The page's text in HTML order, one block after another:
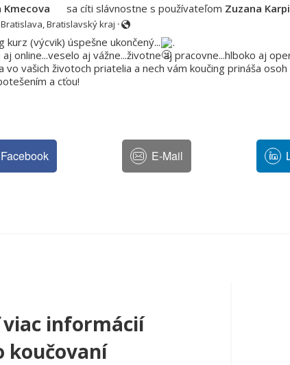
Kmecova sa cíti slávnostne s používateľom Zuzana
Bratislava, Bratislavský kraj ·
kurz (výcvik) úspešne ukončený...
.
online...veselo aj vážne...životne aj pracovne...hlboko aj
vo vašich životoch priatelia a nech vám koučing prináša osoh
a cťou!
Facebook E-Mail
viac informácií
koučovaní